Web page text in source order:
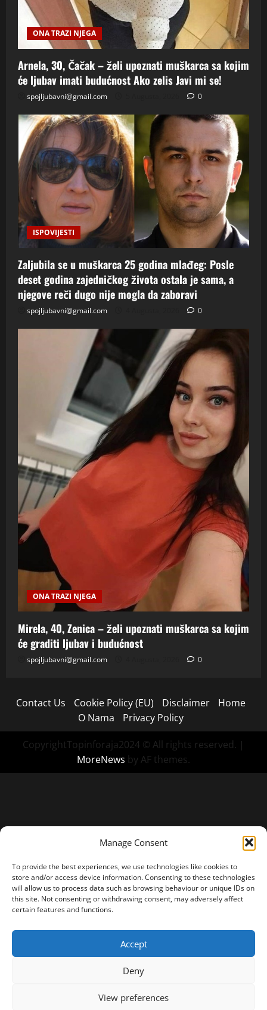
Manage Consent
To provide the best experiences, we use technologies like cookies to
store and/or access device information. Consenting to these technologies
will allow us to process data such as browsing behaviour or unique IDs on
this site. Not consenting or withdrawing consent, may adversely affect
certain features and functions.
Accept
Deny
View preferences
ONA TRAZI NJEGA
Arnela, 30, Čačak – želi upoznati muškarca sa kojim
će ljubav imati budućnost Ako zelis Javi mi se!
spojljubavni@gmail.com 0
ISPOVIJESTI
Zaljubila se u muškarca 25 godina mlađeg: Posle
deset godina zajedničkog života ostala je sama, a
njegove reči dugo nije mogla da zaboravi
spojljubavni@gmail.com 0
ONA TRAZI NJEGA
Mirela, 40, Zenica – želi upoznati muškarca sa kojim
će graditi ljubav i budućnost
spojljubavni@gmail.com 0
Contact Us Cookie Policy (EU) Disclaimer
Home
O Nama
Privacy Policy
CopyrightTopinforaja2024 © All rights reserved. |
MoreNews by AF themes.